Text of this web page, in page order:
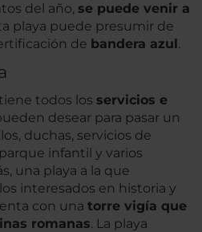
del año, se puede venir a
playa puede presumir de
de bandera azul.
tiene todos los servicios e
desear para pasar un
duchas, servicios de
infantil y varios
una playa a la que
interesados en historia y
con una torre vigía que
romanas. La playa